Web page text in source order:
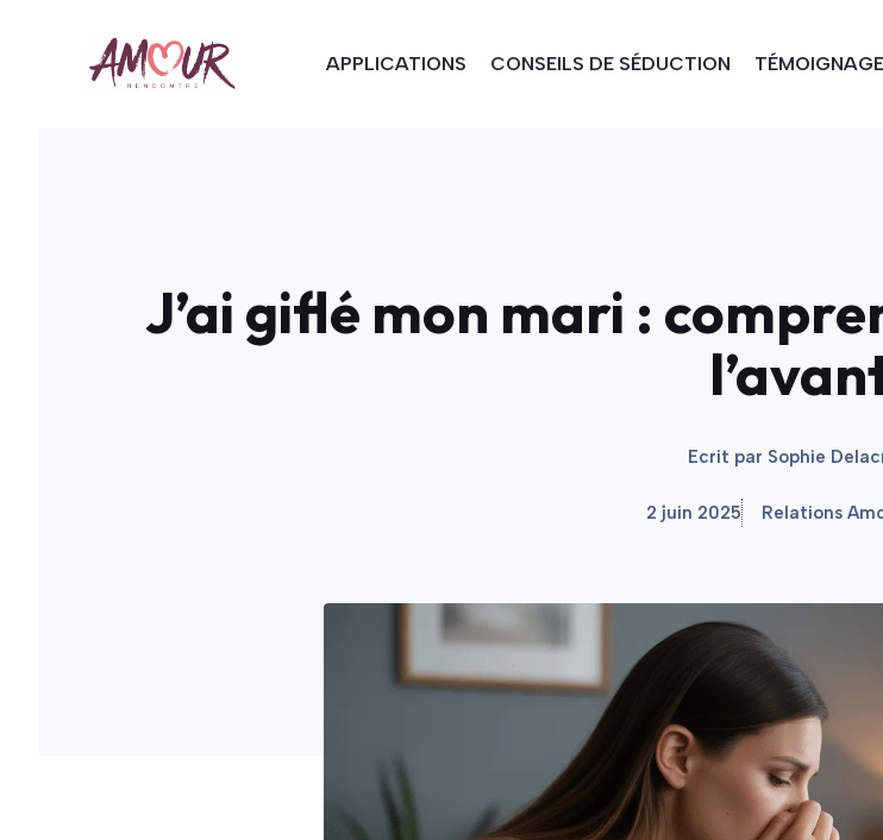
APPLICATIONS CONSEILS DE SÉDUCTION
J’ai giflé mon mari :
Ecrit par Sophie
2 juin 2025 Relations